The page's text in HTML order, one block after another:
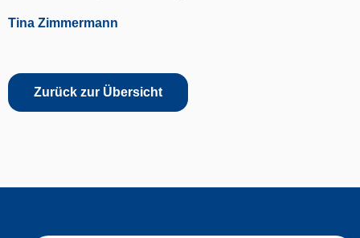
Tina Zimmermann
Zurück zur Übersicht